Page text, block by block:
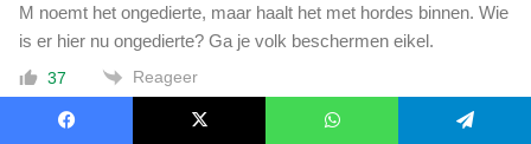
M noemt het ongedierte, maar haalt het met hordes binnen. Wie
is er hier nu ongedierte? Ga je volk beschermen eikel.
37 Reageer